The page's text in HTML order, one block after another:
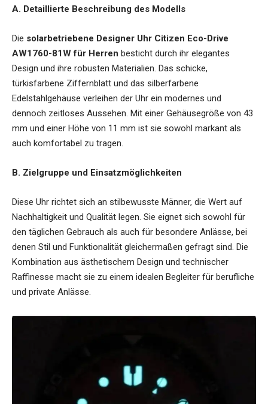
A. Detaillierte Beschreibung des Modells
Die solarbetriebene Designer Uhr Citizen Eco-Drive
AW1760-81W für Herren besticht durch ihr elegantes
Design und ihre robusten Materialien. Das schicke,
türkisfarbene Ziffernblatt und das silberfarbene
Edelstahlgehäuse verleihen der Uhr ein modernes und
dennoch zeitloses Aussehen. Mit einer Gehäusegröße von 43
mm und einer Höhe von 11 mm ist sie sowohl markant als
auch komfortabel zu tragen.
B. Zielgruppe und Einsatzmöglichkeiten
Diese Uhr richtet sich an stilbewusste Männer, die Wert auf
Nachhaltigkeit und Qualität legen. Sie eignet sich sowohl für
den täglichen Gebrauch als auch für besondere Anlässe, bei
denen Stil und Funktionalität gleichermaßen gefragt sind. Die
Kombination aus ästhetischem Design und technischer
Raffinesse macht sie zu einem idealen Begleiter für berufliche
und private Anlässe.